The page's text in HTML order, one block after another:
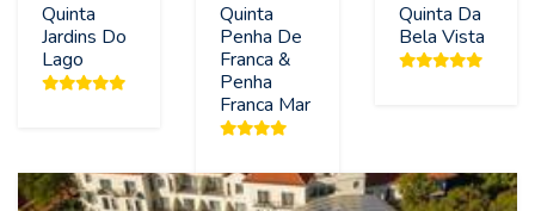
Quinta
Jardins Do
Lago
Quinta
Penha De
Franca &
Penha
Franca Mar
Quinta Da
Bela Vista